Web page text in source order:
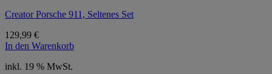
Creator Porsche 911, Seltenes Set
129,99 €
In den Warenkorb
inkl. 19 % MwSt.